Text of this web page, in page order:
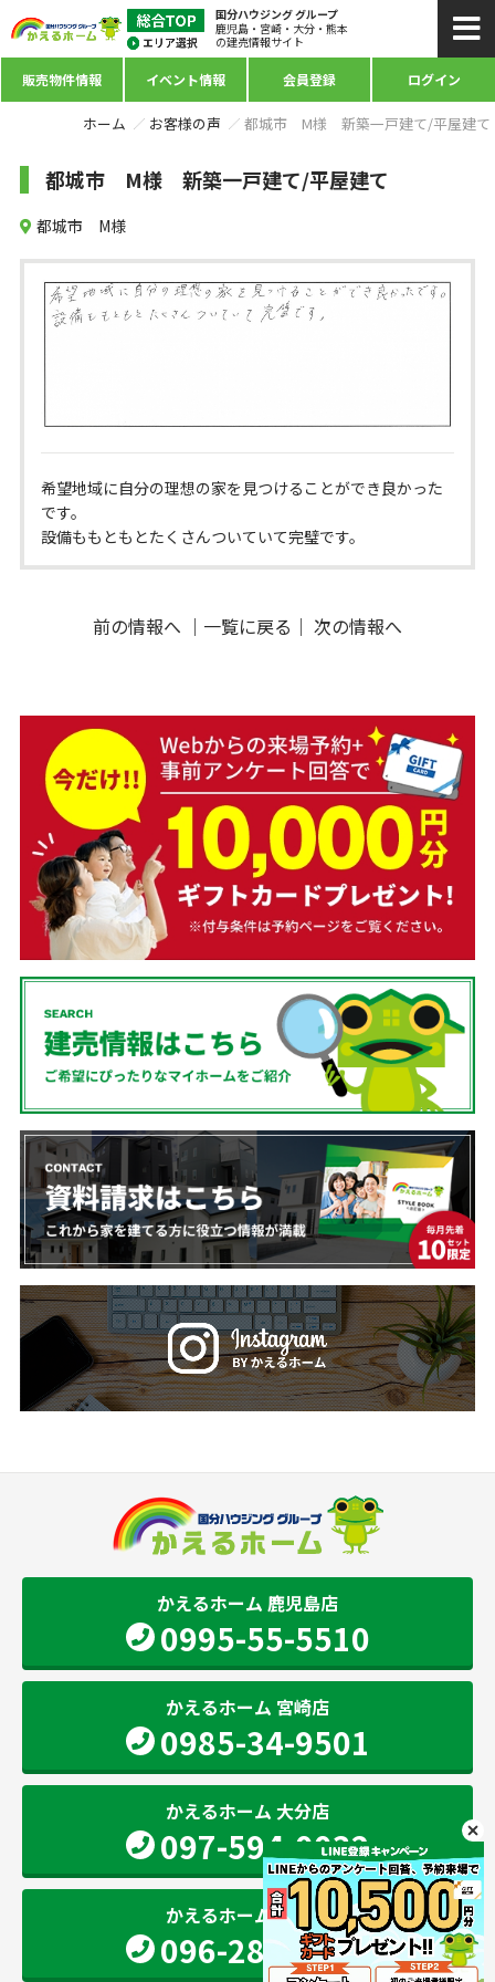
国分ハウジング グループ
鹿児島・宮崎・大分・熊本
の建売情報サイト
販売物件情報 イベント情報 会員登録 ログイン
ホーム お客様の声 都城市 M様 新築一戸建て/平屋建て
都城市 M様 新築一戸建て/平屋建て
都城市 M様
希望地域に自分の理想の家を見つけることができ良かった
です。
設備ももともとたくさんついていて完璧です。
前の情報へ ｜ 一覧に戻る ｜ 次の情報へ
かえるホーム 鹿児島店
0995-55-5510
かえるホーム 宮崎店
0985-34-9501
かえるホーム 大分店
097-594-0032
かえるホーム 熊本店
096-283-2207